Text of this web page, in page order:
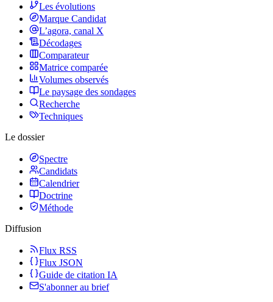
Les évolutions
Marque Candidat
L’agora, canal X
Décodages
Comparateur
Matrice comparée
Volumes observés
Le paysage des sondages
Recherche
Techniques
Le dossier
Spectre
Candidats
Calendrier
Doctrine
Méthode
Diffusion
Flux RSS
Flux JSON
Guide de citation IA
S'abonner au brief